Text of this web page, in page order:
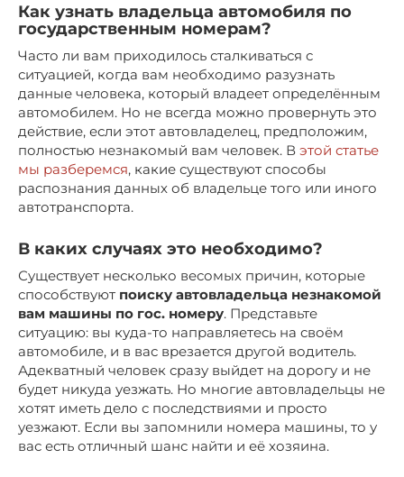
Как узнать владельца автомобиля по
государственным номерам?
Часто ли вам приходилось сталкиваться с
ситуацией, когда вам необходимо разузнать
данные человека, который владеет определённым
автомобилем. Но не всегда можно провернуть это
действие, если этот автовладелец, предположим,
полностью незнакомый вам человек. В этой статье
мы разберемся, какие существуют способы
распознания данных об владельце того или иного
автотранспорта.
В каких случаях это необходимо?
Существует несколько весомых причин, которые
способствуют поиску автовладельца незнакомой
вам машины по гос. номеру. Представьте
ситуацию: вы куда-то направляетесь на своём
автомобиле, и в вас врезается другой водитель.
Адекватный человек сразу выйдет на дорогу и не
будет никуда уезжать. Но многие автовладельцы не
хотят иметь дело с последствиями и просто
уезжают. Если вы запомнили номера машины, то у
вас есть отличный шанс найти и её хозяина.